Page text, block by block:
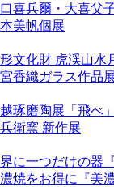
喜兵爾・大喜父
美帆個展
文化財 虎渓山水
香織ガラス作品
琢磨陶展「飛べ」
衛窯 新作展
に一つだけの器
焼をお得に『美